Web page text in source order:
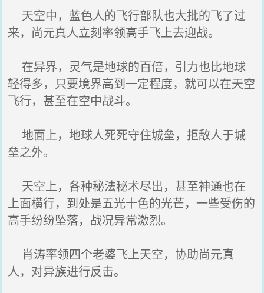
天空中，蓝色人的飞行部队也大批的飞了过
来，尚元真人立刻率领高手飞上去迎战。
在异界，灵气是地球的百倍，引力也比地球
轻得多，只要境界高到一定程度，就可以在天空
飞行，甚至在空中战斗。
地面上，地球人死死守住城垒，拒敌人于城
垒之外。
天空上，各种秘法秘术尽出，甚至神通也在
上面横行，到处是五光十色的光芒，一些受伤的
高手纷纷坠落，战况异常激烈。
肖涛率领四个老婆飞上天空，协助尚元真
人，对异族进行反击。